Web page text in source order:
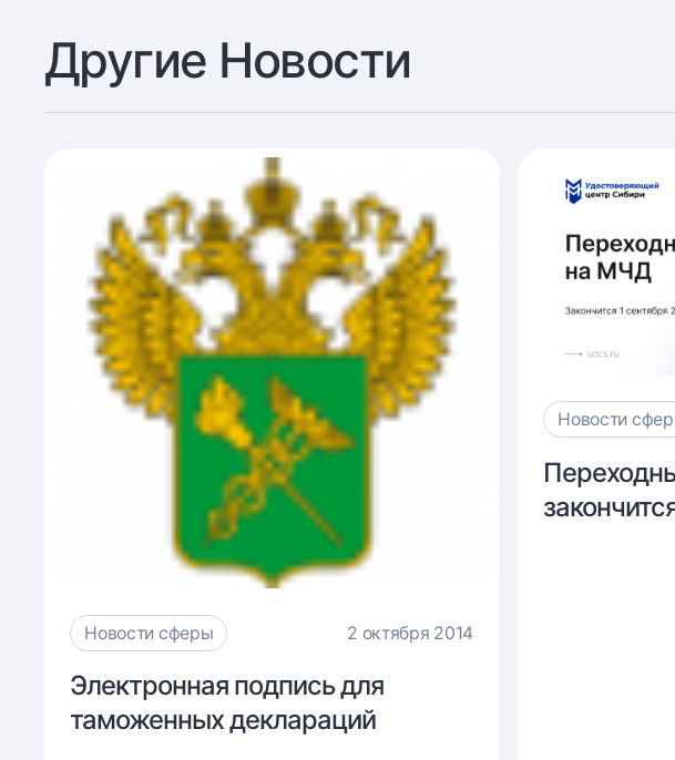
Другие Новости
Новости сферы 2 октября 2014
Электронная
подпись
Электронная подпись для
таможенных деклараций
Новости
Переходный
период